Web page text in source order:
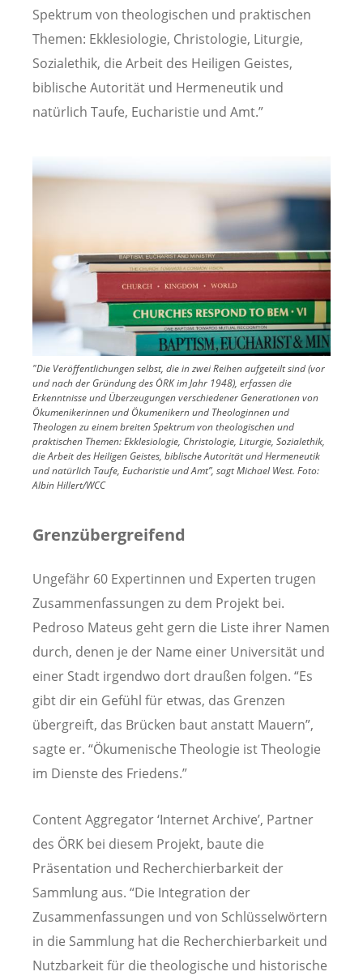
Spektrum von theologischen und praktischen
Themen: Ekklesiologie, Christologie, Liturgie,
Sozialethik, die Arbeit des Heiligen Geistes,
biblische Autorität und Hermeneutik und
natürlich Taufe, Eucharistie und Amt.”
"Die Veröffentlichungen selbst, die in zwei Reihen aufgeteilt sind (vor
und nach der Gründung des ÖRK im Jahr 1948), erfassen die
Erkenntnisse und Überzeugungen verschiedener Generationen von
Ökumenikerinnen und Ökumenikern und Theologinnen und
Theologen zu einem breiten Spektrum von theologischen und
praktischen Themen: Ekklesiologie, Christologie, Liturgie, Sozialethik,
die Arbeit des Heiligen Geistes, biblische Autorität und Hermeneutik
und natürlich Taufe, Eucharistie und Amt”, sagt Michael West. Foto:
Albin Hillert/WCC
Grenzübergreifend
Ungefähr 60 Expertinnen und Experten trugen
Zusammenfassungen zu dem Projekt bei.
Pedroso Mateus geht gern die Liste ihrer Namen
durch, denen je der Name einer Universität und
einer Stadt irgendwo dort draußen folgen. “Es
gibt dir ein Gefühl für etwas, das Grenzen
übergreift, das Brücken baut anstatt Mauern”,
sagte er. “Ökumenische Theologie ist Theologie
im Dienste des Friedens.”
Content Aggregator ‘Internet Archive’, Partner
des ÖRK bei diesem Projekt, baute die
Präsentation und Recherchierbarkeit der
Sammlung aus. “Die Integration der
Zusammenfassungen und von Schlüsselwörtern
in die Sammlung hat die Recherchierbarkeit und
Nutzbarkeit für die theologische und historische